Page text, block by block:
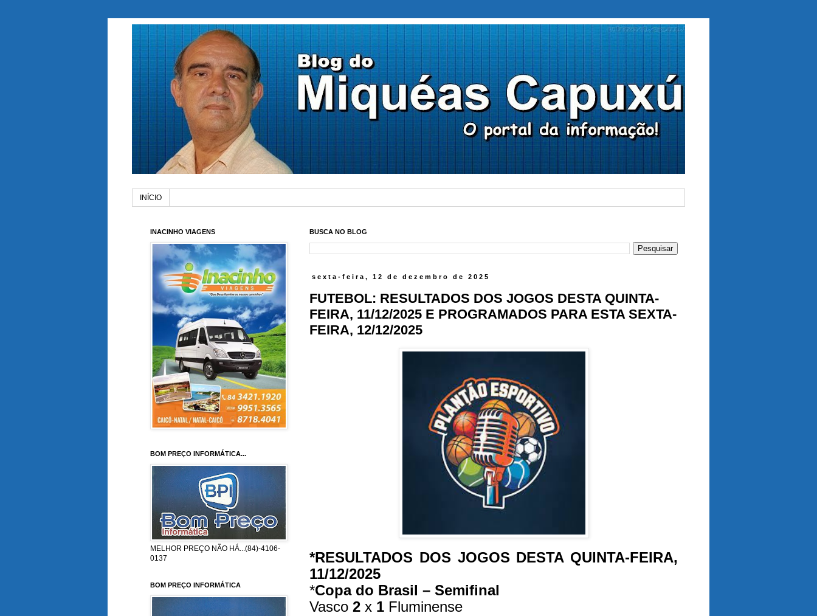
INÍCIO
BUSCA NO BLOG
sexta-feira, 12 de dezembro de 2025
FUTEBOL: RESULTADOS DOS JOGOS DESTA QUINTA-
FEIRA, 11/12/2025 E PROGRAMADOS PARA ESTA SEXTA-
FEIRA, 12/12/2025
*RESULTADOS DOS JOGOS DESTA QUINTA-FEIRA,
11/12/2025
*Copa do Brasil – Semifinal
Vasco 2 x 1 Fluminense
INACINHO VIAGENS
BOM PREÇO INFORMÁTICA...
MELHOR PREÇO NÃO HÁ...(84)-4106-
0137
BOM PREÇO INFORMÁTICA